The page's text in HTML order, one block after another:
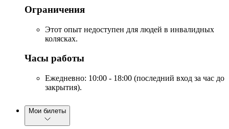
Ограничения
Этот опыт недоступен для людей в инвалидных
колясках.
Часы работы
Ежедневно: 10:00 - 18:00 (последний вход за час до
закрытия).
Мои билеты